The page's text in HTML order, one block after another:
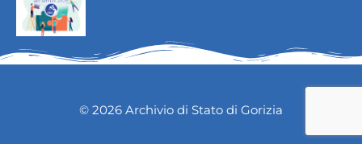
© 2026 Archivio di Stato di Gorizia